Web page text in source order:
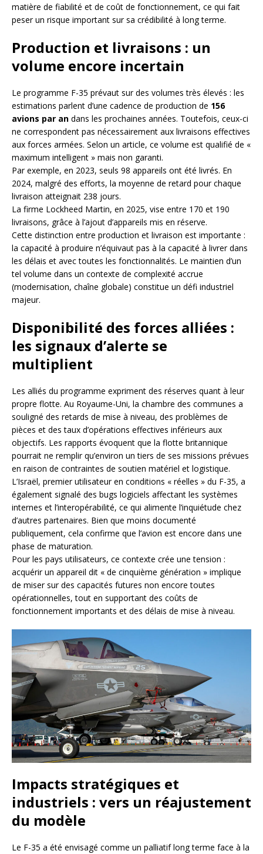
matière de fiabilité et de coût de fonctionnement, ce qui fait
peser un risque important sur sa crédibilité à long terme.
Production et livraisons : un
volume encore incertain
Le programme F-35 prévaut sur des volumes très élevés : les
estimations parlent d’une cadence de production de 156
avions par an dans les prochaines années. Toutefois, ceux-ci
ne correspondent pas nécessairement aux livraisons effectives
aux forces armées. Selon un article, ce volume est qualifié de «
maximum intelligent » mais non garanti.
Par exemple, en 2023, seuls 98 appareils ont été livrés. En
2024, malgré des efforts, la moyenne de retard pour chaque
livraison atteignait 238 jours.
La firme Lockheed Martin, en 2025, vise entre 170 et 190
livraisons, grâce à l’ajout d’appareils mis en réserve.
Cette distinction entre production et livraison est importante :
la capacité à produire n’équivaut pas à la capacité à livrer dans
les délais et avec toutes les fonctionnalités. Le maintien d’un
tel volume dans un contexte de complexité accrue
(modernisation, chaîne globale) constitue un défi industriel
majeur.
Disponibilité des forces alliées :
les signaux d’alerte se
multiplient
Les alliés du programme expriment des réserves quant à leur
propre flotte. Au Royaume-Uni, la chambre des communes a
souligné des retards de mise à niveau, des problèmes de
pièces et des taux d’opérations effectives inférieurs aux
objectifs. Les rapports évoquent que la flotte britannique
pourrait ne remplir qu’environ un tiers de ses missions prévues
en raison de contraintes de soutien matériel et logistique.
L’Israël, premier utilisateur en conditions « réelles » du F-35, a
également signalé des bugs logiciels affectant les systèmes
internes et l’interopérabilité, ce qui alimente l’inquiétude chez
d’autres partenaires. Bien que moins documenté
publiquement, cela confirme que l’avion est encore dans une
phase de maturation.
Pour les pays utilisateurs, ce contexte crée une tension :
acquérir un appareil dit « de cinquième génération » implique
de miser sur des capacités futures non encore toutes
opérationnelles, tout en supportant des coûts de
fonctionnement importants et des délais de mise à niveau.
Impacts stratégiques et
industriels : vers un réajustement
du modèle
Le F-35 a été envisagé comme un palliatif long terme face à la